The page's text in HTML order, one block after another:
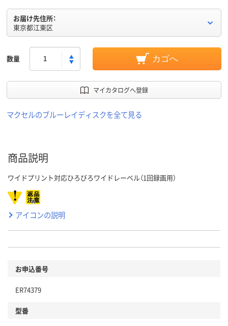
お届け先住所：
東京都江東区
数量 カゴへ
マイカタログへ登録
マクセルのブルーレイディスクを全て見る
商品説明
ワイドプリント対応ひろびろワイドレーベル（1回録画用）
アイコンの説明
お申込番号
ER74379
型番